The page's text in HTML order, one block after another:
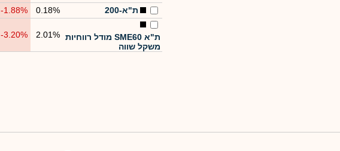
ת"א-200
0.18%
-1.88%
ת"א SME60 מודל רווחיות
משקל שווה
2.01%
-3.20%